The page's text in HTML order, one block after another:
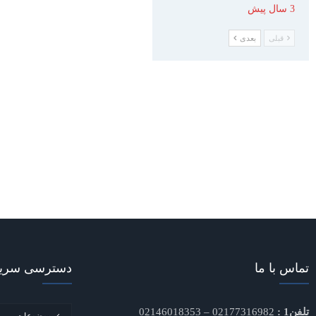
3 سال پیش
قبلی بعدی
تماس با ما
تلفن1 :
دسترسی